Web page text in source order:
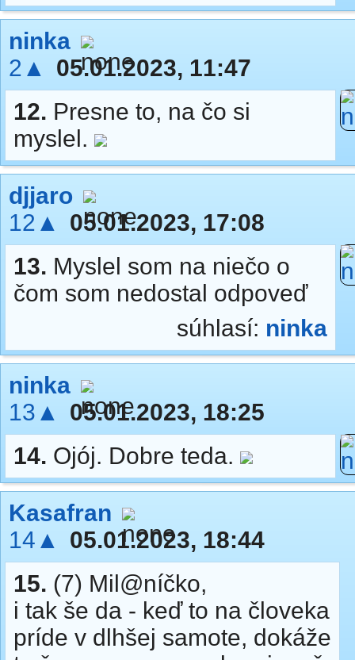
ninka
2▲
05.01.2023, 11:47
12. Presne to, na čo si
myslel.
djjaro
12▲
05.01.2023, 17:08
13. Myslel som na niečo o
čom som nedostal odpoveď
súhlasí: ninka
ninka
13▲
05.01.2023, 18:25
14. Ojój. Dobre teda.
Kasafran
14▲
05.01.2023, 18:44
15. (7) Mil@níčko,
i tak še da - keď to na človeka
príde v dlhšej samote, dokáže